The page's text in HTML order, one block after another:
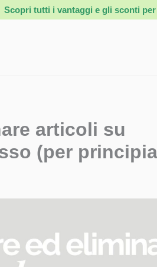
Scopri tutti i vantaggi e gli sconti per
articoli su
(per